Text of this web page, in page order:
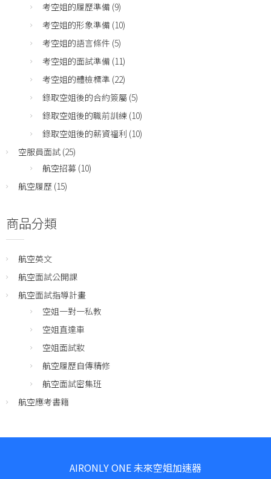
考空姐的履歷準備 (9)
考空姐的形象準備 (10)
考空姐的語言條件 (5)
考空姐的面試準備 (11)
考空姐的體檢標準 (22)
錄取空姐後的合約簽屬 (5)
錄取空姐後的職前訓練 (10)
錄取空姐後的薪資福利 (10)
空服員面試 (25)
航空招募 (10)
航空履歷 (15)
商品分類
航空英文
航空面試公開課
航空面試指導計畫
空姐一對一私教
空姐直達車
空姐面試妝
航空履歷自傳精修
航空面試密集班
航空應考書籍
AIRONLY ONE 未來空姐加速器